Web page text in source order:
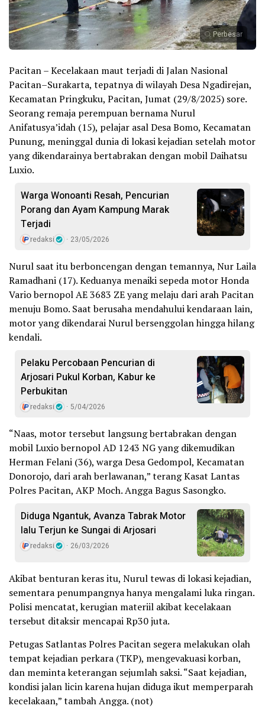
Perbesar
Pacitan – Kecelakaan maut terjadi di Jalan Nasional
Pacitan–Surakarta, tepatnya di wilayah Desa Ngadirejan,
Kecamatan Pringkuku, Pacitan, Jumat (29/8/2025) sore.
Seorang remaja perempuan bernama Nurul
Anifatusya’idah (15), pelajar asal Desa Bomo, Kecamatan
Punung, meninggal dunia di lokasi kejadian setelah motor
yang dikendarainya bertabrakan dengan mobil Daihatsu
Luxio.
Warga Wonoanti Resah, Pencurian
Porang dan Ayam Kampung Marak
Terjadi
redaksi 23/05/2026
Nurul saat itu berboncengan dengan temannya, Nur Laila
Ramadhani (17). Keduanya menaiki sepeda motor Honda
Vario bernopol AE 3683 ZE yang melaju dari arah Pacitan
menuju Bomo. Saat berusaha mendahului kendaraan lain,
motor yang dikendarai Nurul bersenggolan hingga hilang
kendali.
Pelaku Percobaan Pencurian di
Arjosari Pukul Korban, Kabur ke
Perbukitan
redaksi 5/04/2026
“Naas, motor tersebut langsung bertabrakan dengan
mobil Luxio bernopol AD 1243 NG yang dikemudikan
Herman Felani (36), warga Desa Gedompol, Kecamatan
Donorojo, dari arah berlawanan,” terang Kasat Lantas
Polres Pacitan, AKP Moch. Angga Bagus Sasongko.
Diduga Ngantuk, Avanza Tabrak Motor
lalu Terjun ke Sungai di Arjosari
redaksi 26/03/2026
Akibat benturan keras itu, Nurul tewas di lokasi kejadian,
sementara penumpangnya hanya mengalami luka ringan.
Polisi mencatat, kerugian materiil akibat kecelakaan
tersebut ditaksir mencapai Rp30 juta.
Petugas Satlantas Polres Pacitan segera melakukan olah
tempat kejadian perkara (TKP), mengevakuasi korban,
dan meminta keterangan sejumlah saksi. “Saat kejadian,
kondisi jalan licin karena hujan diduga ikut memperparah
kecelakaan,” tambah Angga. (not)